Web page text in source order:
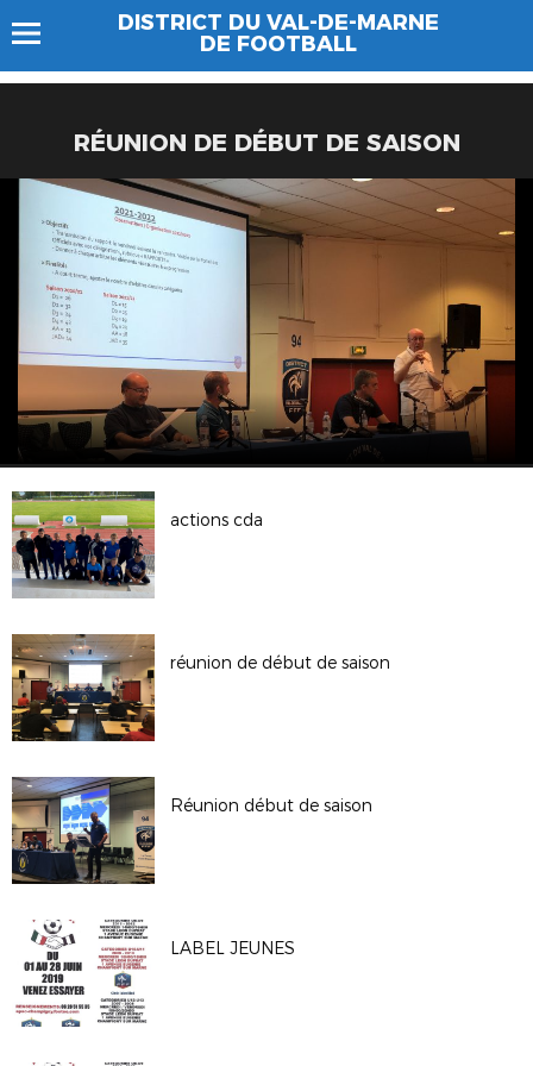
DISTRICT DU VAL-DE-MARNE
DE FOOTBALL
RÉUNION DE DÉBUT DE SAISON
actions cda
réunion de début de saison
Réunion début de saison
LABEL JEUNES